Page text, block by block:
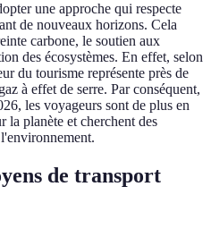
une approche qui respecte
de nouveaux horizons. Cela
carbone, le soutien aux
des écosystèmes. En effet, selon
du tourisme représente près de
à effet de serre. Par conséquent,
les voyageurs sont de plus en
la planète et cherchent des
de transport